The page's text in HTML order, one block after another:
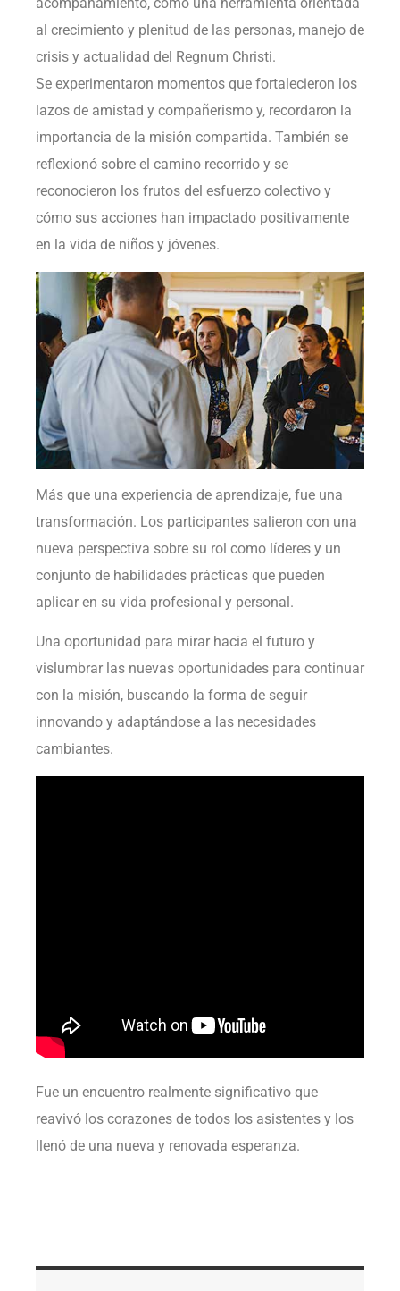
acompañamiento, como una herramienta orientada
al crecimiento y plenitud de las personas, manejo de
crisis y actualidad del Regnum Christi.
Se experimentaron momentos que fortalecieron los
lazos de amistad y compañerismo y, recordaron la
importancia de la misión compartida. También se
reflexionó sobre el camino recorrido y se
reconocieron los frutos del esfuerzo colectivo y
cómo sus acciones han impactado positivamente
en la vida de niños y jóvenes.
Más que una experiencia de aprendizaje, fue una
transformación. Los participantes salieron con una
nueva perspectiva sobre su rol como líderes y un
conjunto de habilidades prácticas que pueden
aplicar en su vida profesional y personal.
Una oportunidad para mirar hacia el futuro y
vislumbrar las nuevas oportunidades para continuar
con la misión, buscando la forma de seguir
innovando y adaptándose a las necesidades
cambiantes.
Fue un encuentro realmente significativo que
reavivó los corazones de todos los asistentes y los
llenó de una nueva y renovada esperanza.